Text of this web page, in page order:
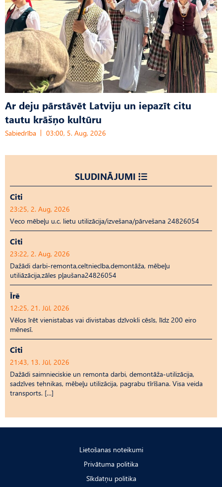
Ar deju pārstāvēt Latviju un iepazīt citu
tautu krāšņo kultūru
Sabiedrība 03:00, 5. Aug, 2026
SLUDINĀJUMI
Citi
23:25, 2. Aug, 2026
Veco mēbeļu u.c. lietu utilizācija/izvešana/pārvešana 24826054
Citi
23:22, 2. Aug, 2026
Dažādi darbi-remonta,celtniecība,demontāža, mēbeļu
utiliāzācija,zāles pļaušana24826054
Īrē
12:25, 21. Jūl, 2026
Vēlos īrēt vienistabas vai divistabas dzīvokli cēsīs, līdz 200 eiro
mēnesī.
Citi
21:43, 13. Jūl, 2026
Dažādi saimnieciskie un remonta darbi, demontāža-utilizācija,
sadzīves tehnikas, mēbeļu utilizācija, pagrabu tīrīšana. Visa veida
transports. […]
Lietošanas noteikumi
Privātuma politika
Sīkdatņu politika